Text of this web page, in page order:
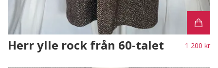
Herr ylle rock från 60-talet 1 200 kr